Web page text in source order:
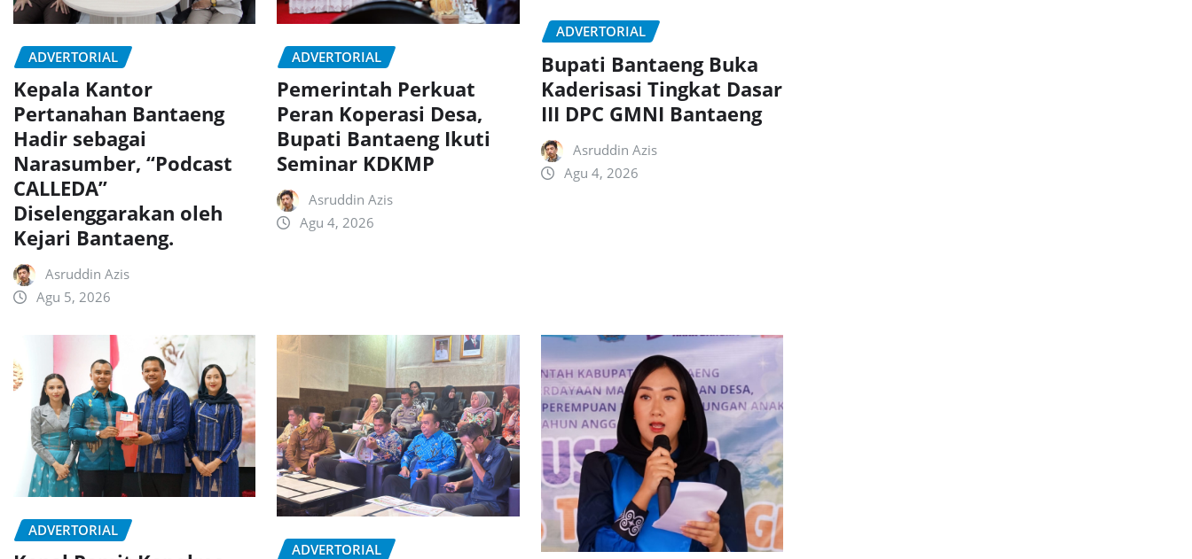
ADVERTORIAL
Kepala Kantor
Pertanahan Bantaeng
Hadir sebagai
Narasumber, “Podcast
CALLEDA”
Diselenggarakan oleh
Kejari Bantaeng.
Asruddin Azis
Agu 5, 2026
ADVERTORIAL
Pemerintah Perkuat
Peran Koperasi Desa,
Bupati Bantaeng Ikuti
Seminar KDKMP
Asruddin Azis
Agu 4, 2026
ADVERTORIAL
Bupati Bantaeng Buka
Kaderisasi Tingkat Dasar
III DPC GMNI Bantaeng
Asruddin Azis
Agu 4, 2026
ADVERTORIAL
ADVERTORIAL